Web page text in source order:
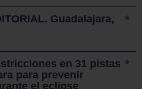
Guadalajara,
en 31 pistas
para prevenir
el eclipse